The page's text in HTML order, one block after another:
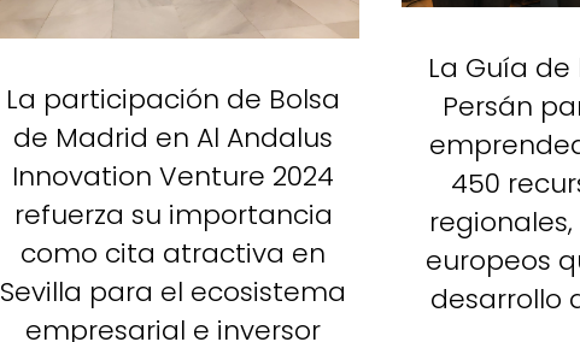
La participación de Bolsa
de Madrid en Al Andalus
Innovation Venture 2024
refuerza su importancia
como cita atractiva en
Sevilla para el ecosistema
empresarial e inversor
La Guía
Persán
450
europeos
desarrollo